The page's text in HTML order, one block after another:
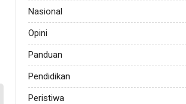
Nasional
Opini
Panduan
Pendidikan
Peristiwa